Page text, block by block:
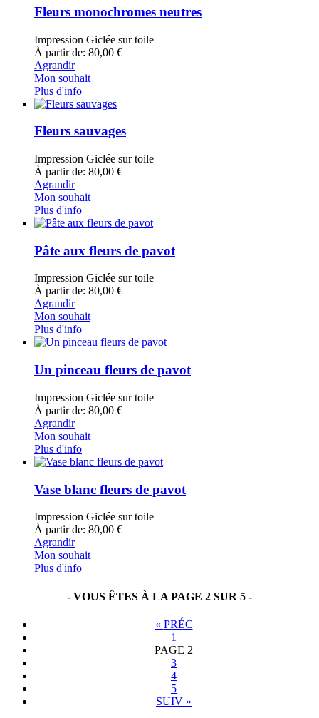
Fleurs monochromes neutres
Impression Giclée sur toile
À partir de: 80,00 €
Agrandir
Mon souhait
Plus d'info
Fleurs sauvages
Impression Giclée sur toile
À partir de: 80,00 €
Agrandir
Mon souhait
Plus d'info
Pâte aux fleurs de pavot
Impression Giclée sur toile
À partir de: 80,00 €
Agrandir
Mon souhait
Plus d'info
Un pinceau fleurs de pavot
Impression Giclée sur toile
À partir de: 80,00 €
Agrandir
Mon souhait
Plus d'info
Vase blanc fleurs de pavot
Impression Giclée sur toile
À partir de: 80,00 €
Agrandir
Mon souhait
Plus d'info
- VOUS ÊTES À LA PAGE 2 SUR 5 -
« PRÉC
1
PAGE 2
3
4
5
SUIV »